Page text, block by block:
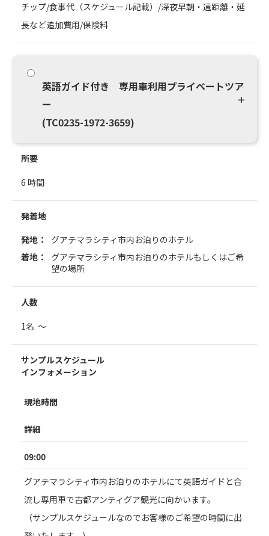
チップ/食事代（スケジュール記載）/深夜早朝・遠距離・延
長など追加費用/保険料
英語ガイド付き 専用車利用プライベートツア
ー
(TC0235-1972-3659)
所要
6 時間
発着地
発地：
グアテマラシティ市内お泊りのホテル
着地：
グアテマラシティ市内お泊りのホテルもしくはご希
望の場所
人数
1名 ～
サンプルスケジュール
インフォメーション
現地時間
詳細
09:00
グアテマラシティ市内お泊りのホテルにて英語ガイドと合
流し専用車で古都アンティグア観光に向かいます。
（サンプルスケジュールなのでお客様のご希望の時間に出